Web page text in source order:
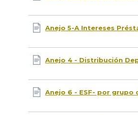
Anejo 5-A Intereses
Anejo 4 - Distribución
Anejo 6 - ESF- por grupo